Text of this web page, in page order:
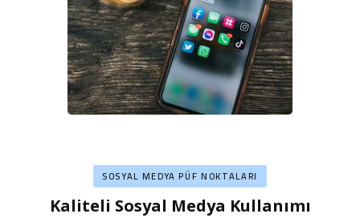
SOSYAL MEDYA PÜF NOKTALARI
Kaliteli Sosyal Medya Kullanımı